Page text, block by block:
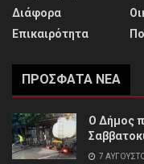
Διάφορα
Επικαιρότητα
ΠΡΌΣΦΑΤΑ ΝΈΑ
Ο Δήμος
7